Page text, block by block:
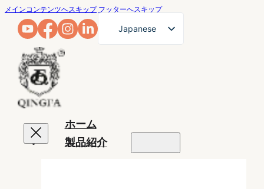
メインコンテンツへスキップ フッターへスキップ
Japanese
ホーム
製品紹介